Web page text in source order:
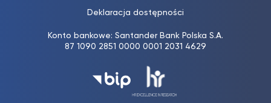
Deklaracja dostępności
Konto bankowe: Santander Bank Polska S.A.
87 1090 2851 0000 0001 2031 4629